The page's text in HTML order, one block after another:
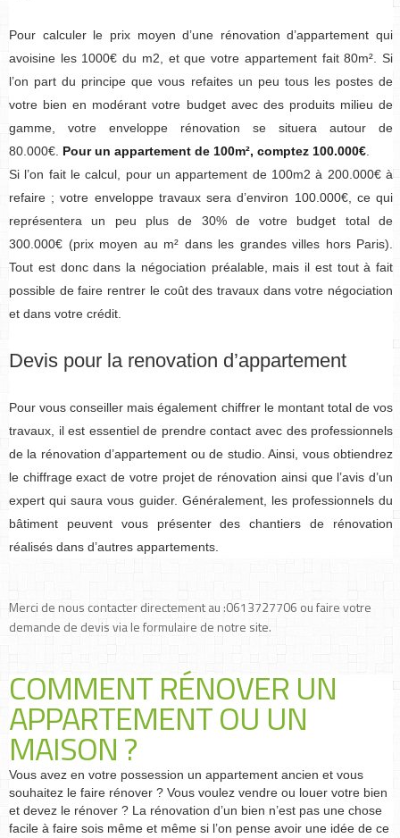
Pour calculer le prix moyen d’une rénovation d’appartement qui
avoisine les 1000€ du m2, et que votre appartement fait 80m². Si
l’on part du principe que vous refaites un peu tous les postes de
votre bien en modérant votre budget avec des produits milieu de
gamme, votre enveloppe rénovation se situera autour de
80.000€. Pour un appartement de 100m², comptez 100.000€
Si l’on fait le calcul, pour un appartement de 100m2 à 200.000€ à
refaire ; votre enveloppe travaux sera d’environ 100.000€, ce qui
représentera un peu plus de 30% de votre budget total de
300.000€ (prix moyen au m² dans les grandes villes hors Paris).
Tout est donc dans la négociation préalable, mais il est tout à fait
possible de faire rentrer le coût des travaux dans votre négociation
et dans votre crédit.
Devis pour la renovation d’appartement
Pour vous conseiller mais également chiffrer le montant total de vos
travaux, il est essentiel de prendre contact avec des professionnels
de la rénovation d’appartement ou de studio. Ainsi, vous obtiendrez
le chiffrage exact de votre projet de rénovation ainsi que l’avis d’un
expert qui saura vous guider. Généralement, les professionnels du
bâtiment peuvent vous présenter des chantiers de rénovation
réalisés dans d’autres appartements.
Merci de nous contacter directement au :0613727706 ou faire votre
demande de devis via le formulaire de notre site.
COMMENT RÉNOVER UN
APPARTEMENT OU UN
MAISON ?
Vous avez en votre possession un appartement ancien et vous
souhaitez le faire rénover ? Vous voulez vendre ou louer votre bien
et devez le rénover ? La rénovation d’un bien n’est pas une chose
facile à faire sois même et même si l’on pense avoir une idée de ce